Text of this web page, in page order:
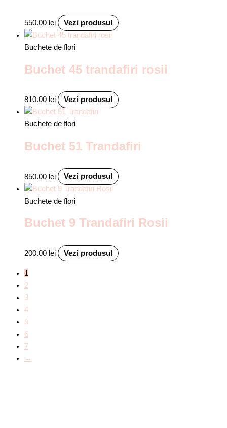
550.00 lei Vezi produsul
Buchete de flori
Buchet 45 trandafiri rosii
810.00 lei Vezi produsul
Buchete de flori
Buchet 51 Trandafiri
850.00 lei Vezi produsul
Buchete de flori
Buchet 9 Trandafiri Rosii
200.00 lei Vezi produsul
1
2
3
4
5
6
7
→